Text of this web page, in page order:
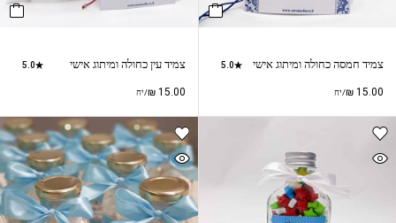
צמיד חמסה כחולה ומיתוג אישי 5.0
₪ 15.00 /יח
צמיד עין כחולה ומיתוג אישי 5.0
₪15.00 /יח